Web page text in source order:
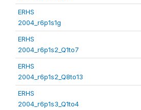
ERHS
2004_r6p1s1g
ERHS
2004_r6p1s2_Q1to7
ERHS
2004_r6p1s2_Q8to13
ERHS
2004_r6p1s3_Q1to4